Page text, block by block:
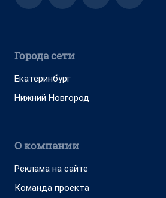
Города сети
Екатеринбург
Нижний Новгород
О компании
Реклама на сайте
Команда проекта